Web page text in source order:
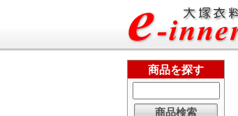
商品を探す